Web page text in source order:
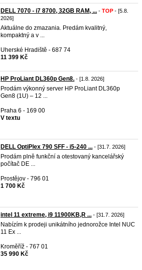
DELL 7070 - i7 8700, 32GB RAM, ... - TOP - [5.8.
2026]
Aktuálne do zmazania. Predám kvalitný,
kompaktný a v ...
Uherské Hradiště - 687 74
11 399 Kč
HP ProLiant DL360p Gen8. - [1.8. 2026]
Prodám výkonný server HP ProLiant DL360p
Gen8 (1U) – 12 ...
Praha 6 - 169 00
V textu
DELL OptiPlex 790 SFF - i5-240 ... - [31.7. 2026]
Prodám plně funkční a otestovaný kancelářský
počítač DE ...
Prostějov - 796 01
1 700 Kč
intel 11 extreme, i9 11900KB,R ... - [31.7. 2026]
Nabízím k prodeji unikátního jednorožce Intel NUC
11 Ex ...
Kroměříž - 767 01
35 990 Kč